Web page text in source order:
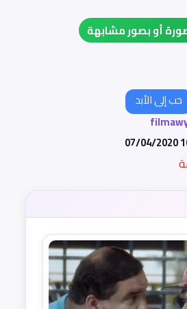
أو بصور مشابهة
حب إلى الأبد
07/04/2020